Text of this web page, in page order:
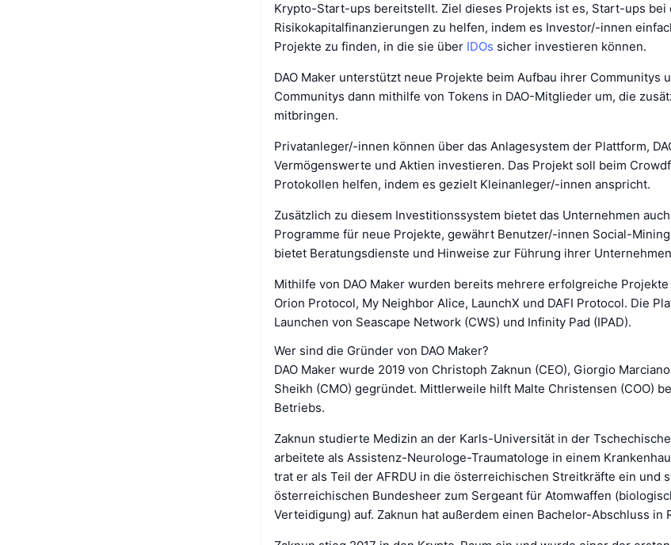
Krypto-Start-ups bereitstellt. Ziel dieses Projekts ist es, Start-ups bei
Risikokapitalfinanzierungen zu helfen, indem es Investor/-innen
Projekte zu finden, in die sie über IDOs sicher investieren können.
DAO Maker unterstützt neue Projekte beim Aufbau ihrer Communitys
Communitys dann mithilfe von Tokens in DAO-Mitglieder um, die
mitbringen.
Privatanleger/-innen können über das Anlagesystem der Plattform,
Vermögenswerte und Aktien investieren. Das Projekt soll beim
Protokollen helfen, indem es gezielt Kleinanleger/-innen anspricht.
Zusätzlich zu diesem Investitionssystem bietet das Unternehmen
Programme für neue Projekte, gewährt Benutzer/-innen Social-
bietet Beratungsdienste und Hinweise zur Führung ihrer
Mithilfe von DAO Maker wurden bereits mehrere erfolgreiche
Orion Protocol, My Neighbor Alice, LaunchX und DAFI Protocol. Die
Launchen von Seascape Network (CWS) und Infinity Pad (IPAD).
Wer sind die Gründer von DAO Maker?
DAO Maker wurde 2019 von Christoph Zaknun (CEO), Giorgio
Sheikh (CMO) gegründet. Mittlerweile hilft Malte Christensen (COO)
Betriebs.
Zaknun studierte Medizin an der Karls-Universität in der
arbeitete als Assistenz-Neurologe-Traumatologe in einem
trat er als Teil der AFRDU in die österreichischen Streitkräfte ein und
österreichischen Bundesheer zum Sergeant für Atomwaffen
Verteidigung) auf. Zaknun hat außerdem einen Bachelor-Abschluss in